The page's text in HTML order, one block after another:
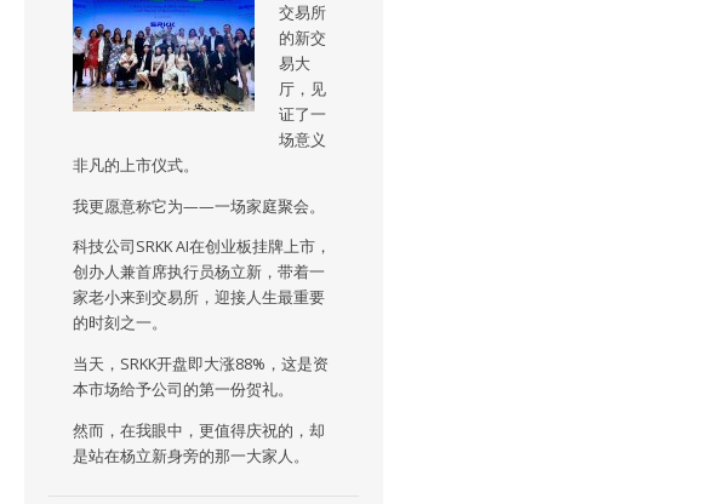
交易所
的新交
易大
厅，见
证了一
场意义
非凡的上市仪式。
我更愿意称它为——一场家庭聚会。
科技公司SRKK AI在创业板挂牌上市，
创办人兼首席执行员杨立新，带着一
家老小来到交易所，迎接人生最重要
的时刻之一。
当天，SRKK开盘即大涨88%，这是资
本市场给予公司的第一份贺礼。
然而，在我眼中，更值得庆祝的，却
是站在杨立新身旁的那一大家人。